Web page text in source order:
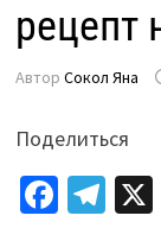
рецепт
Автор Сокол Яна
Поделиться
Fa Te